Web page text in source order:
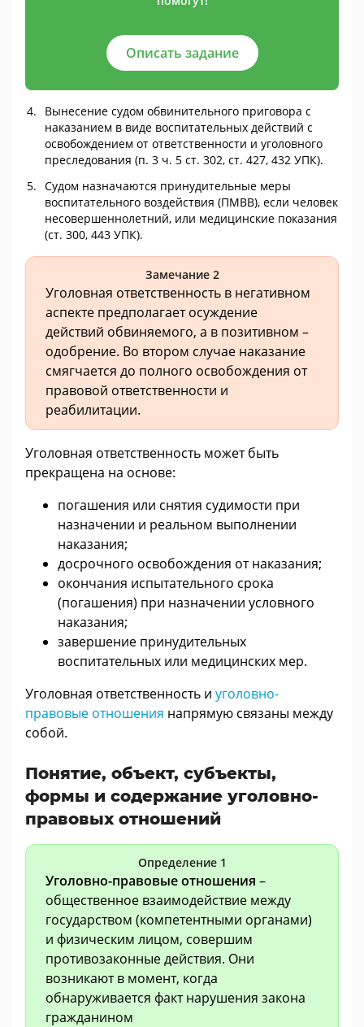
Описать задание
Вынесение судом обвинительного приговора с
наказанием в виде воспитательных действий с
освобождением от ответственности и уголовного
преследования (п. 3 ч. 5 ст. 302, ст. 427, 432 УПК).
Судом назначаются принудительные меры
воспитательного воздействия (ПМВВ), если человек
несовершеннолетний, или медицинские показания
(ст. 300, 443 УПК).
Замечание 2
Уголовная ответственность в негативном
аспекте предполагает осуждение
действий обвиняемого, а в позитивном –
одобрение. Во втором случае наказание
смягчается до полного освобождения от
правовой ответственности и
реабилитации.
Уголовная ответственность может быть
прекращена на основе:
погашения или снятия судимости при
назначении и реальном выполнении
наказания;
досрочного освобождения от наказания;
окончания испытательного срока
(погашения) при назначении условного
наказания;
завершение принудительных
воспитательных или медицинских мер.
Уголовная ответственность и уголовно-
правовые отношения напрямую связаны между
собой.
Понятие, объект, субъекты,
формы и содержание уголовно-
правовых отношений
Определение 1
Уголовно-правовые отношения –
общественное взаимодействие между
государством (компетентными органами)
и физическим лицом, совершим
противозаконные действия. Они
возникают в момент, когда
обнаруживается факт нарушения закона
гражданином